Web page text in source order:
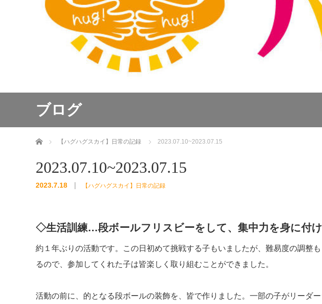
ブログ
ホーム 【ハグハグスカイ】日常の記録 2023.07.10~2023.07.15
2023.07.10~2023.07.15
2023.7.18 【ハグハグスカイ】日常の記録
◇生活訓練…段ボールフリスビーをして、集中力を身に付け
約１年ぶりの活動です。この日初めて挑戦する子もいましたが、難易度の調整
るので、参加してくれた子は皆楽しく取り組むことができました。
活動の前に、的となる段ボールの装飾を、皆で作りました。一部の子がリーダ